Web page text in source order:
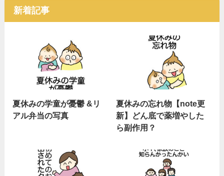
新着記事
夏休みの学童が憂鬱 &リ
アル弁当の写真
夏休みの忘れ物【note更
新】どん底で薬増やした
ら副作用？